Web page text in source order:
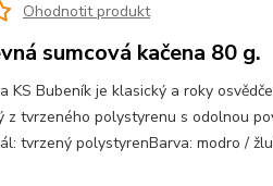
Ohodnotit produkt
sumcová kačena 80 g.
KS Bubeník je klasický a roky
z tvrzeného polystyrenu s odolnou
tvrzený polystyrenBarva: modro /